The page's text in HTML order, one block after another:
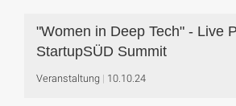
"Women in Deep Tech" - Live
StartupSÜD Summit
Veranstaltung 10.10.24